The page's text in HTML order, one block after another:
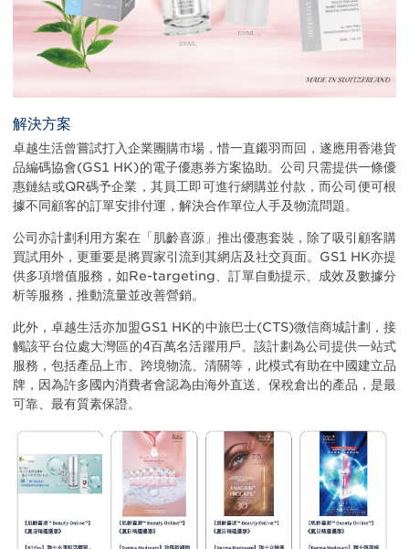
解決方案
卓越生活曾嘗試打入企業團購市場，惜一直鎩羽而回，遂應用香港貨
品編碼協會(GS1 HK)的電子優惠券方案協助。公司只需提供一條優
惠鏈結或QR碼予企業，其員工即可進行網購並付款，而公司便可根
據不同顧客的訂單安排付運，解決合作單位人手及物流問題。
公司亦計劃利用方案在「肌齡喜源」推出優惠套裝，除了吸引顧客購
買試用外，更重要是將買家引流到其網店及社交頁面。GS1 HK亦提
供多項增值服務，如Re-targeting、訂單自動提示、成效及數據分
析等服務，推動流量並改善營銷。
此外，卓越生活亦加盟GS1 HK的中旅巴士(CTS)微信商城計劃，接
觸該平台位處大灣區的4百萬名活躍用戶。該計劃為公司提供一站式
服務，包括產品上市、跨境物流、清關等，此模式有助在中國建立品
牌，因為許多國內消費者會認為由海外直送、保稅倉出的產品，是最
可靠、最有質素保證。